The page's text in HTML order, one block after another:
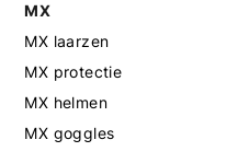
MX
MX laarzen
MX protectie
MX helmen
MX goggles